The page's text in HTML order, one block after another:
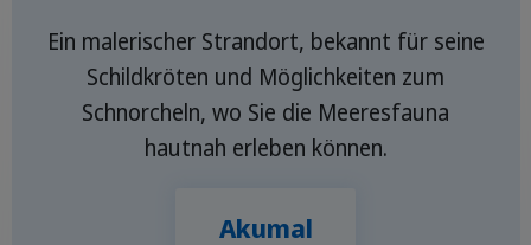
Ein malerischer Strandort, bekannt für seine
Schildkröten und Möglichkeiten zum
Schnorcheln, wo Sie die Meeresfauna
hautnah erleben können.
Akumal